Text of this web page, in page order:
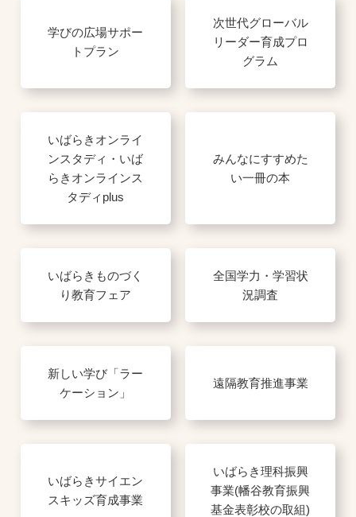
学びの広場サポー
トプラン
次世代グローバル
リーダー育成プロ
グラム
いばらきオンライ
ンスタディ・いば
らきオンラインス
タディplus
みんなにすすめた
い一冊の本
いばらきものづく
り教育フェア
全国学力・学習状
況調査
新しい学び「ラー
ケーション」
遠隔教育推進事業
いばらきサイエン
スキッズ育成事業
いばらき理科振興
事業(幡谷教育振興
基金表彰校の取組)